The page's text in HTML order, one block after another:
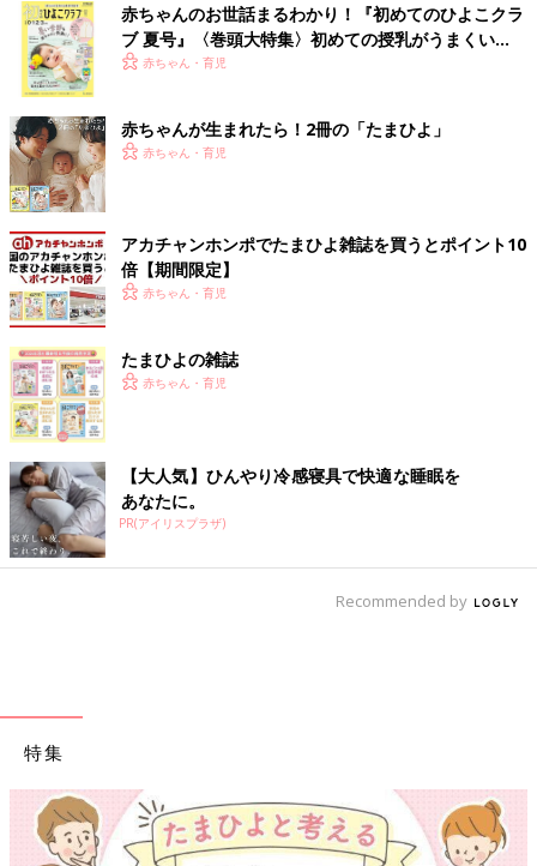
赤ちゃんのお世話まるわかり！『初めてのひよこクラ
ブ 夏号』〈巻頭大特集〉初めての授乳がうまくい
く！ おっぱい・ミルクの基本と夏のトラブル 解決テ
赤ちゃん・育児
赤ちゃんが生まれたら！2冊の「たまひよ」
赤ちゃん・育児
アカチャンホンポでたまひよ雑誌を買うとポイント10
倍【期間限定】
赤ちゃん・育児
たまひよの雑誌
赤ちゃん・育児
【大人気】ひんやり冷感寝具で快適な睡眠を
あなたに。
PR(アイリスプラザ)
Recommended by
特集